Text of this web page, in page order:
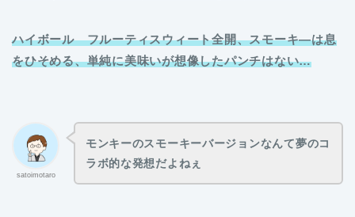
ハイボール フルーティスウィート全開、スモーキ―は息
をひそめる、単純に美味いが想像したパンチはない…
satoimotaro
モンキーのスモーキーバージョンなんて夢のコ
ラボ的な発想だよねぇ